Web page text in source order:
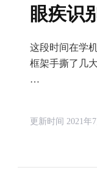
眼疾识
这段时间在学
框架手撕了几
…
更新时间 2021年